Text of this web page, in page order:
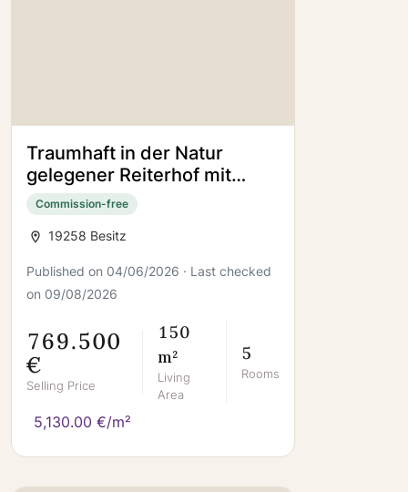
Traumhaft in der Natur
gelegener Reiterhof mit
allem was das Reiterherz
begehrt
Commission-free
19258 Besitz
Published on 04/06/2026 · Last checked
on 09/08/2026
769.500
€
Selling Price
150
m²
Living
Area
5
Rooms
5,130.00 €/m²